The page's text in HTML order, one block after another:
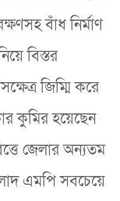
বাঁধ নির্মাণ
বিস্তর
জিম্মি করে
কুমির হয়েছেন
জেলার অন্যতম
এমপি সবচেয়ে